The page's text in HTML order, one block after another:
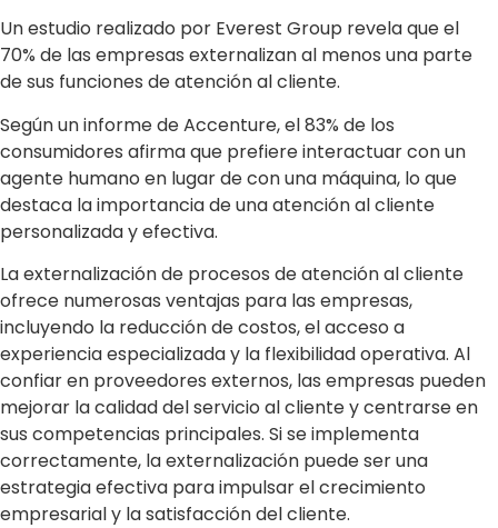
Un estudio realizado por Everest Group revela que el
70% de las empresas externalizan al menos una parte
de sus funciones de atención al cliente.
Según un informe de Accenture, el 83% de los
consumidores afirma que prefiere interactuar con un
agente humano en lugar de con una máquina, lo que
destaca la importancia de una atención al cliente
personalizada y efectiva.
La externalización de procesos de atención al cliente
ofrece numerosas ventajas para las empresas,
incluyendo la reducción de costos, el acceso a
experiencia especializada y la flexibilidad operativa. Al
confiar en proveedores externos, las empresas pueden
mejorar la calidad del servicio al cliente y centrarse en
sus competencias principales. Si se implementa
correctamente, la externalización puede ser una
estrategia efectiva para impulsar el crecimiento
empresarial y la satisfacción del cliente.